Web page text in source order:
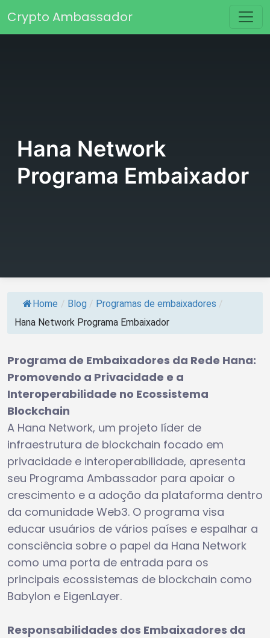
Navegação principal
Crypto Ambassador
Hana Network
Programa Embaixador
Home / Blog / Programas de embaixadores /
Hana Network Programa Embaixador
Programa de Embaixadores da Rede Hana:
Promovendo a Privacidade e a
Interoperabilidade no Ecossistema
Blockchain
A Hana Network, um projeto líder de
infraestrutura de blockchain focado em
privacidade e interoperabilidade, apresenta
seu Programa Ambassador para apoiar o
crescimento e a adoção da plataforma dentro
da comunidade Web3. O programa visa
educar usuários de vários países e espalhar a
consciência sobre o papel da Hana Network
como uma porta de entrada para os
principais ecossistemas de blockchain como
Babylon e EigenLayer.
Responsabilidades dos Embaixadores da